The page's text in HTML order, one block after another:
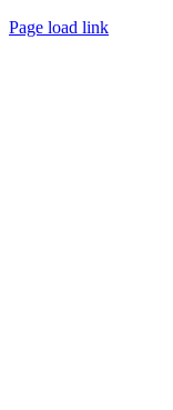
Page load link